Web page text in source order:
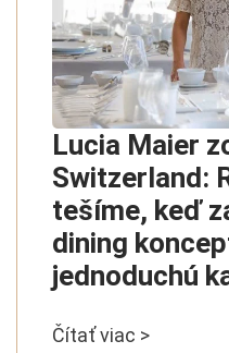
Lucia Maier
Switzerland:
tešíme, keď
dining
jednoduchú
Čítať viac >